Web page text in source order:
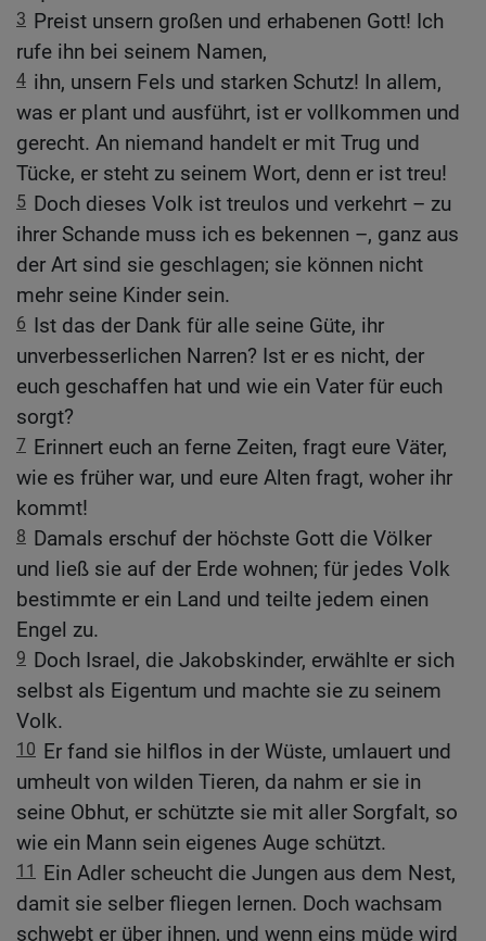
3 Preist unsern großen und erhabenen Gott! Ich
rufe ihn bei seinem Namen,
4 ihn, unsern Fels und starken Schutz! In allem,
was er plant und ausführt, ist er vollkommen und
gerecht. An niemand handelt er mit Trug und
Tücke, er steht zu seinem Wort, denn er ist treu!
5 Doch dieses Volk ist treulos und verkehrt – zu
ihrer Schande muss ich es bekennen –, ganz aus
der Art sind sie geschlagen; sie können nicht
mehr seine Kinder sein.
6 Ist das der Dank für alle seine Güte, ihr
unverbesserlichen Narren? Ist er es nicht, der
euch geschaffen hat und wie ein Vater für euch
sorgt?
7 Erinnert euch an ferne Zeiten, fragt eure Väter,
wie es früher war, und eure Alten fragt, woher ihr
kommt!
8 Damals erschuf der höchste Gott die Völker
und ließ sie auf der Erde wohnen; für jedes Volk
bestimmte er ein Land und teilte jedem einen
Engel zu.
9 Doch Israel, die Jakobskinder, erwählte er sich
selbst als Eigentum und machte sie zu seinem
Volk.
10 Er fand sie hilflos in der Wüste, umlauert und
umheult von wilden Tieren, da nahm er sie in
seine Obhut, er schützte sie mit aller Sorgfalt, so
wie ein Mann sein eigenes Auge schützt.
11 Ein Adler scheucht die Jungen aus dem Nest,
damit sie selber fliegen lernen. Doch wachsam
schwebt er über ihnen, und wenn eins müde wird